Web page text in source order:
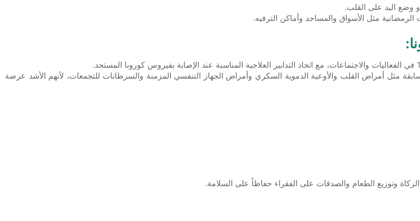
أو وضع اليد على القلب.
مثل الأسواق والمساجد وأماكن الترفيه.
مثل أمراض القلب والأوعية الدموية السكري وأمراض الجهاز التنفسي المزمنة والسرطانات للتجمعات، لأنهم الأشد عرضة
الزكاة وتوزيع الطعام والصدقات على الفقراء حفاظاً على السلامة.